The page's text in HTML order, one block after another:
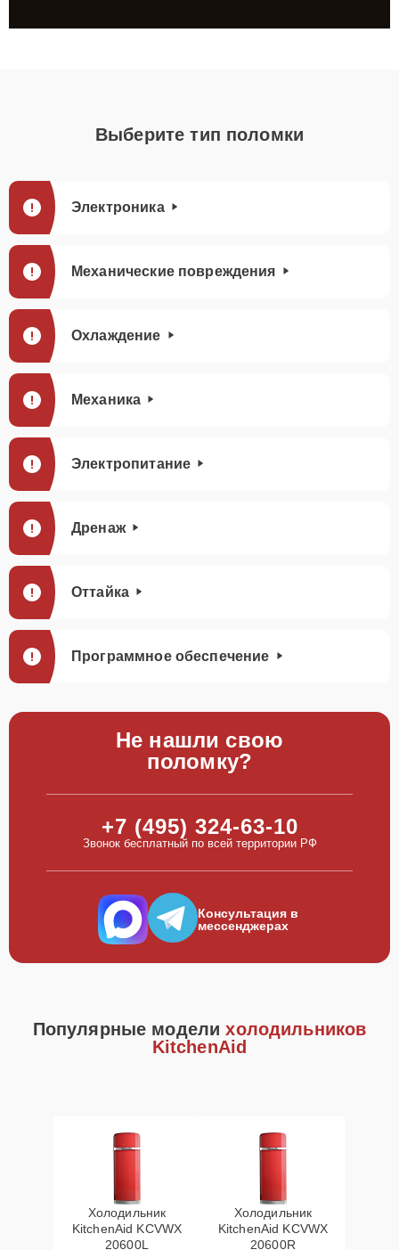
Выберите тип поломки
Электроника
Механические повреждения
Охлаждение
Механика
Электропитание
Дренаж
Оттайка
Программное обеспечение
Не нашли свою
поломку?
+7 (495) 324-63-10
Звонок бесплатный по всей территории РФ
Консультация в
мессенджерах
Популярные моделихолодильников
KitchenAid
Холодильник
KitchenAid KCVWX
20600L
Холодильник
KitchenAid KCVWX
20600R